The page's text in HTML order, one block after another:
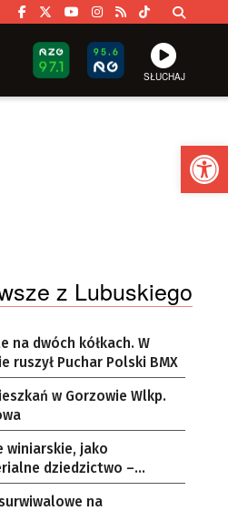
SŁUCHAJ
z Lubuskiego
na dwóch kółkach. W
ruszył Puchar Polski BMX
w Gorzowie Wlkp.
winiarskie, jako
dziedzictwo –
i projekt
na